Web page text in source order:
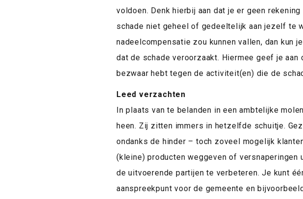
voldoen. Denk hierbij aan dat je er geen
schade niet geheel of gedeeltelijk aan jezelf te
nadeelcompensatie zou kunnen vallen, dan kun
dat de schade veroorzaakt. Hiermee geef je
bezwaar hebt tegen de activiteit(en) die de
Leed verzachten
In plaats van te belanden in een ambtelijke
heen. Zij zitten immers in hetzelfde schuitje.
ondanks de hinder – toch zoveel mogelijk
(kleine) producten weggeven of
de uitvoerende partijen te verbeteren. Je kunt
aanspreekpunt voor de gemeente en